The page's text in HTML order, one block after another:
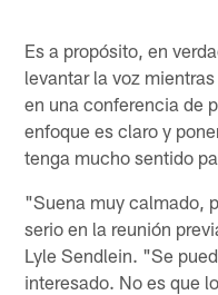
Es a propósito, en
levantar la voz
en una conferencia de
enfoque es claro y
tenga mucho sentido
"Suena muy calmado,
serio en la reunión
Lyle Sendlein. "Se
interesado. No es que